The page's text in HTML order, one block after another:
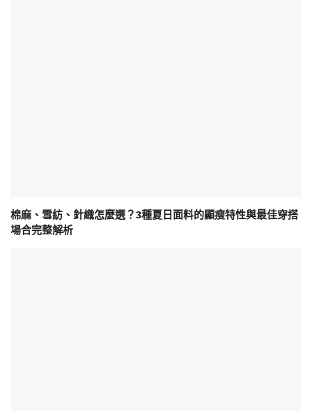
棉麻、雪紡、針織怎麼選？3種夏日面料的顯瘦特性與最佳穿搭
場合完整解析